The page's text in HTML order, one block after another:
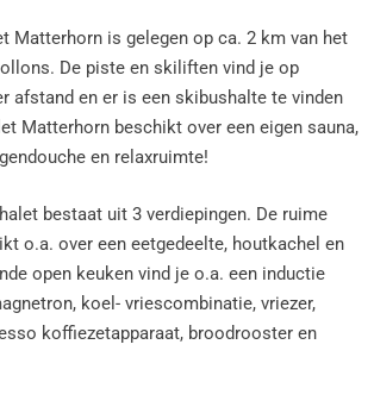
Matterhorn is gelegen op ca. 2 km van het
De piste en skiliften vind je op
afstand en er is een skibushalte te vinden
Matterhorn beschikt over een eigen sauna,
en relaxruimte!
bestaat uit 3 verdiepingen. De ruime
o.a. over een eetgedeelte, houtkachel en
open keuken vind je o.a. een inductie
koel- vriescombinatie, vriezer,
koffiezetapparaat, broodrooster en